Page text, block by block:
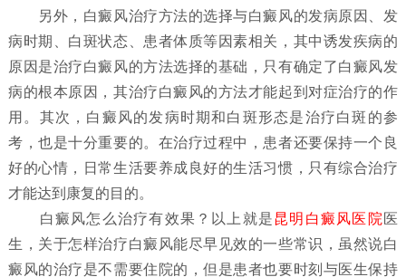
另外，白癜风治疗方法的选择与白癜风的发病原因、发
病时期、白斑状态、患者体质等因素相关，其中诱发疾病的
原因是治疗白癜风的方法选择的基础，只有确定了白癜风发
病的根本原因，其治疗白癜风的方法才能起到对症治疗的作
用。其次，白癜风的发病时期和白斑形态是治疗白斑的参
考，也是十分重要的。在治疗过程中，患者还要保持一个良
好的心情，日常生活要养成良好的生活习惯，只有综合治疗
才能达到康复的目的。
白癜风怎么治疗有效果？ 以上就是昆明白癜风医院 医
生，关于怎样治疗白癜风能尽早见效的一些常识，虽然说白
癜风的治疗是不需要住院的，但是患者也要时刻与医生保持